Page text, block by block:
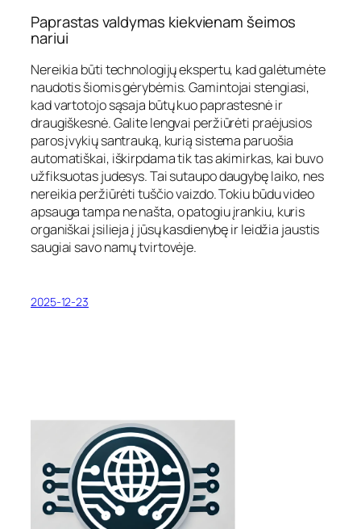
Paprastas valdymas kiekvienam šeimos
nariui
Nereikia būti technologijų ekspertu, kad galėtumėte
naudotis šiomis gėrybėmis. Gamintojai stengiasi,
kad vartotojo sąsaja būtų kuo paprastesnė ir
draugiškesnė. Galite lengvai peržiūrėti praėjusios
paros įvykių santrauką, kurią sistema paruošia
automatiškai, iškirpdama tik tas akimirkas, kai buvo
užfiksuotas judesys. Tai sutaupo daugybę laiko, nes
nereikia peržiūrėti tuščio vaizdo. Tokiu būdu video
apsauga tampa ne našta, o patogiu įrankiu, kuris
organiškai įsilieja į jūsų kasdienybę ir leidžia jaustis
saugiai savo namų tvirtovėje.
2025-12-23